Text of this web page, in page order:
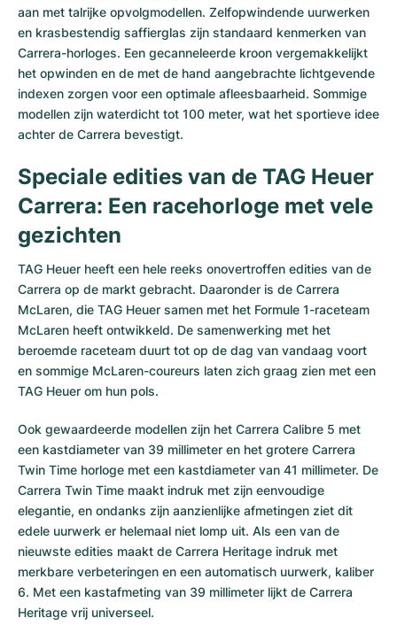
aan met talrijke opvolgmodellen. Zelfopwindende uurwerken
en krasbestendig saffierglas zijn standaard kenmerken van
Carrera-horloges. Een gecanneleerde kroon vergemakkelijkt
het opwinden en de met de hand aangebrachte lichtgevende
indexen zorgen voor een optimale afleesbaarheid. Sommige
modellen zijn waterdicht tot 100 meter, wat het sportieve idee
achter de Carrera bevestigt.
Speciale edities van de TAG Heuer
Carrera: Een racehorloge met vele
gezichten
TAG Heuer heeft een hele reeks onovertroffen edities van de
Carrera op de markt gebracht. Daaronder is de Carrera
McLaren, die TAG Heuer samen met het Formule 1-raceteam
McLaren heeft ontwikkeld. De samenwerking met het
beroemde raceteam duurt tot op de dag van vandaag voort
en sommige McLaren-coureurs laten zich graag zien met een
TAG Heuer om hun pols.
Ook gewaardeerde modellen zijn het Carrera Calibre 5 met
een kastdiameter van 39 millimeter en het grotere Carrera
Twin Time horloge met een kastdiameter van 41 millimeter. De
Carrera Twin Time maakt indruk met zijn eenvoudige
elegantie, en ondanks zijn aanzienlijke afmetingen ziet dit
edele uurwerk er helemaal niet lomp uit. Als een van de
nieuwste edities maakt de Carrera Heritage indruk met
merkbare verbeteringen en een automatisch uurwerk, kaliber
6. Met een kastafmeting van 39 millimeter lijkt de Carrera
Heritage vrij universeel.